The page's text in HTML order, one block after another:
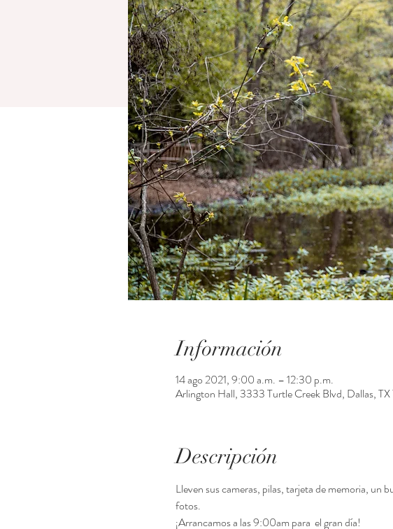
Información
14 ago 2021, 9:00 a.m. – 12:30 p.m.
Arlington Hall, 3333 Turtle Creek Blvd, Dallas,
Descripción
Lleven sus cameras, pilas, tarjeta de memoria, un
fotos.
¡Arrancamos a las 9:00am para  el gran día!